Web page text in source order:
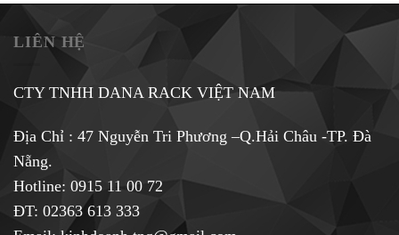
LIÊN HỆ
CTY TNHH DANA RACK VIỆT NAM
Địa Chỉ : 47 Nguyễn Tri Phương –Q.Hải Châu -TP. Đà
Nẵng.
Hotline: 0915 11 00 72
ĐT: 02363 613 333